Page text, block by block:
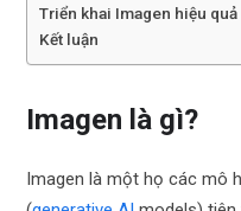
Triển khai Imagen hiệu
Kết luận
Imagen là gì?
Imagen là một họ các mô